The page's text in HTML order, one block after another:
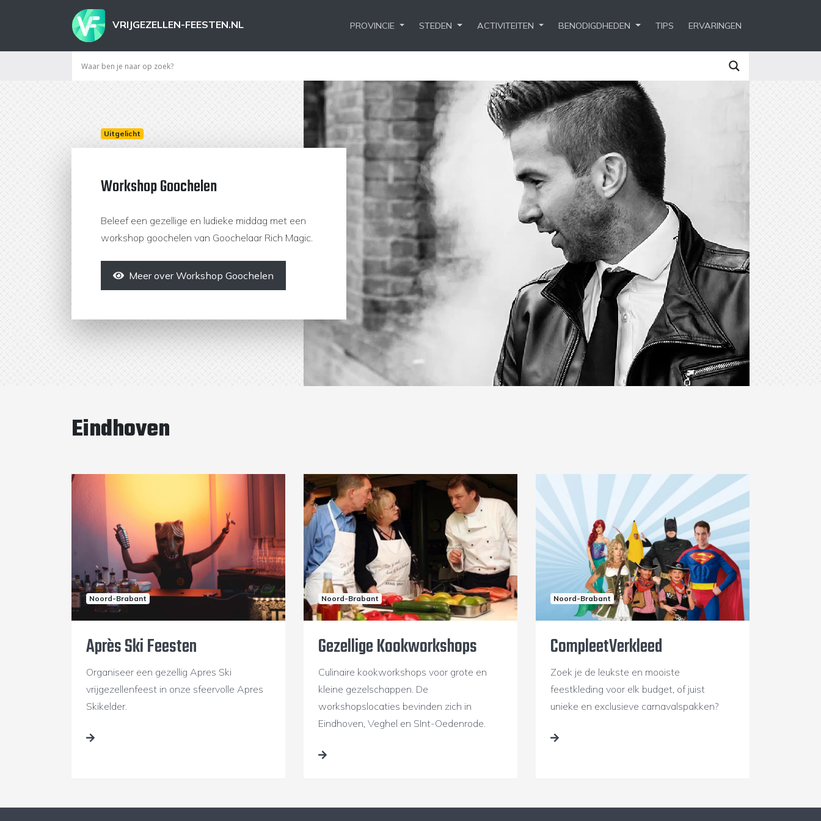
VRIJGEZELLEN-FEESTEN.NL PROVINCIE STEDEN ACTIVITEITEN BENODIGDHEDEN TIPS ERVARINGEN
Uitgelicht
Workshop Goochelen
Beleef een gezellige en ludieke middag met een
workshop goochelen van Goochelaar Rich Magic.
Meer over Workshop Goochelen
Eindhoven
Noord-Brabant
Après Ski Feesten
Organiseer een gezellig Apres Ski
vrijgezellenfeest in onze sfeervolle Apres
Skikelder.
Noord-Brabant
Gezellige Kookworkshops
Culinaire kookworkshops voor grote en
kleine gezelschappen. De
workshopslocaties bevinden zich in
Eindhoven, Veghel en SInt-Oedenrode.
Noord-Brabant
CompleetVerkleed
Zoek je de leukste en mooiste
feestkleding voor elk budget, of juist
unieke en exclusieve carnavalspakken?